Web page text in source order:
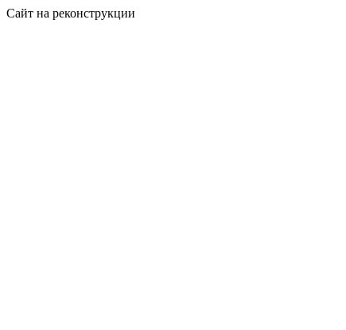
Сайт на реконструкции